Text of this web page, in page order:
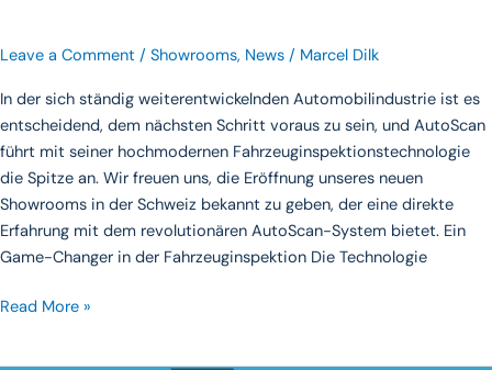
Leave a Comment / Showrooms, News / Marcel Dilk
In der sich ständig weiterentwickelnden Automobilindustrie ist es
entscheidend, dem nächsten Schritt voraus zu sein, und AutoScan
führt mit seiner hochmodernen Fahrzeuginspektionstechnologie
die Spitze an. Wir freuen uns, die Eröffnung unseres neuen
Showrooms in der Schweiz bekannt zu geben, der eine direkte
Erfahrung mit dem revolutionären AutoScan-System bietet. Ein
Game-Changer in der Fahrzeuginspektion Die Technologie
Read More »